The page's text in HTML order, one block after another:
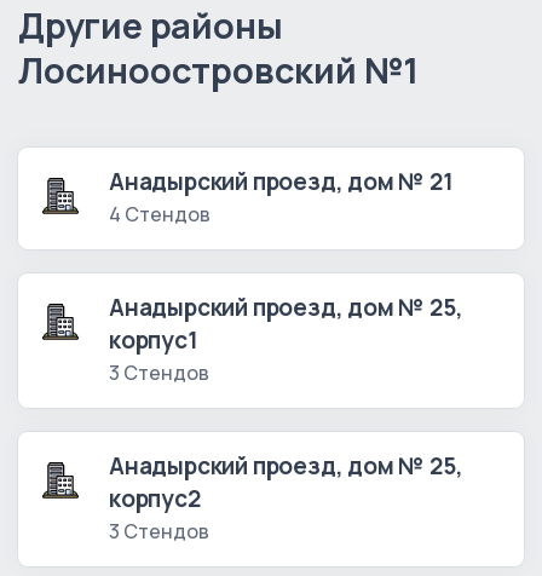
Другие районы
Лосиноостровский №1
Анадырский проезд, дом № 21
4 Стендов
Анадырский проезд, дом № 25,
корпус1
3 Стендов
Анадырский проезд, дом № 25,
корпус2
3 Стендов